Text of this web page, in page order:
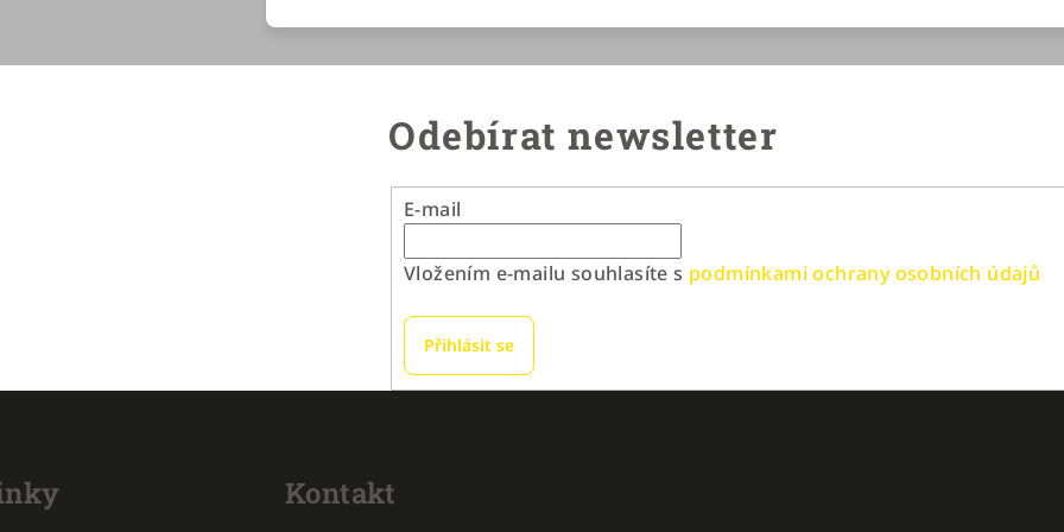
Odebírat newsletter
E-mail
Vložením e-mailu souhlasíte s podmínkami ochrany osobních údajů
Přihlásit se
Kontakt